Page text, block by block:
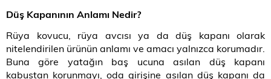
Düş Kapanının Anlamı Nedir?
Rüya kovucu, rüya avcısı ya da düş kapanı olarak
nitelendirilen ürünün anlamı ve amacı yalnızca korumadır.
Buna göre yatağın baş ucuna asılan düş kapanı
kabustan korunmayı, oda girişine asılan düş kapanı da